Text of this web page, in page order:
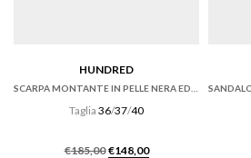
HUNDRED
SCARPA MONTANTE IN PELLE NERA ED ECRU’
Taglia 36/37/40
€185,00 Il
€148,00Il